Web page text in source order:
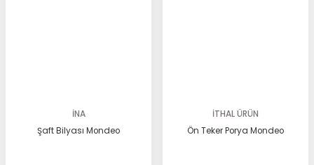
İNA
Şaft Bilyası Mondeo
İTHAL ÜRÜN
Ön Teker Porya Mondeo